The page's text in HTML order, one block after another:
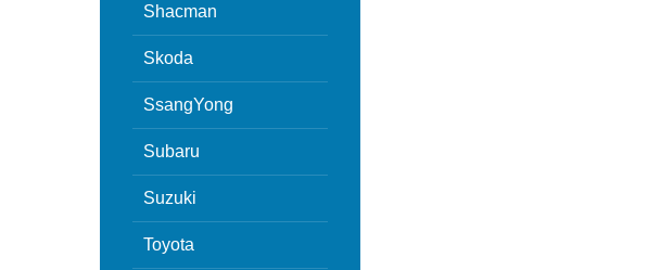
Shacman
Skoda
SsangYong
Subaru
Suzuki
Toyota